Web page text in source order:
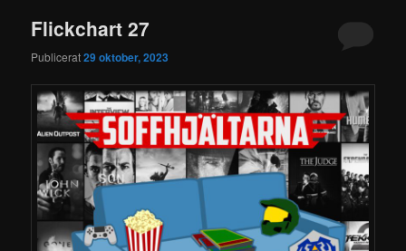
Flickchart 27
Publicerat29 oktober, 2023